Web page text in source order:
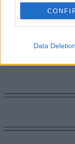
Data Deletion
crescita e
velocità e
TECH